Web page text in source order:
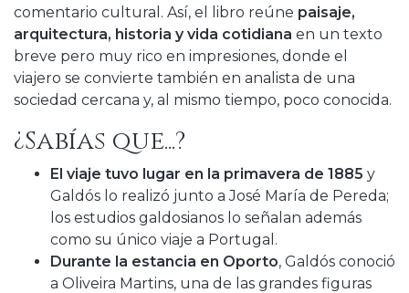
comentario cultural. Así, el libro reúne paisaje,
arquitectura, historia y vida cotidiana en un texto
breve pero muy rico en impresiones, donde el
viajero se convierte también en analista de una
sociedad cercana y, al mismo tiempo, poco conocida.
¿Sabías que...?
El viaje tuvo lugar en la primavera de 1885 y
Galdós lo realizó junto a José María de Pereda;
los estudios galdosianos lo señalan además
como su único viaje a Portugal.
Durante la estancia en Oporto, Galdós conoció
a Oliveira Martins, una de las grandes figuras